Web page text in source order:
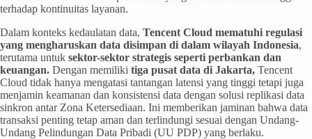
terhadap kontinuitas layanan.
Dalam konteks kedaulatan data, Tencent Cloud mematuhi regulasi
yang mengharuskan data disimpan di dalam wilayah Indonesia,
terutama untuk sektor-sektor strategis seperti perbankan dan
keuangan. Dengan memiliki tiga pusat data di Jakarta, Tencent
Cloud tidak hanya mengatasi tantangan latensi yang tinggi tetapi juga
menjamin keamanan dan konsistensi data dengan solusi replikasi data
sinkron antar Zona Ketersediaan. Ini memberikan jaminan bahwa data
transaksi penting tetap aman dan terlindungi sesuai dengan Undang-
Undang Pelindungan Data Pribadi (UU PDP) yang berlaku.